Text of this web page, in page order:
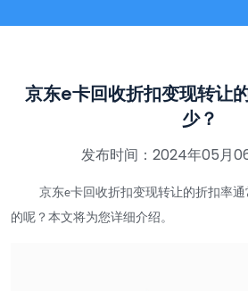
京东e卡回收折扣变现转让
少？
发布时间：2024年05月
京东e卡回收折扣变现转让的折扣率
的呢？本文将为您详细介绍。